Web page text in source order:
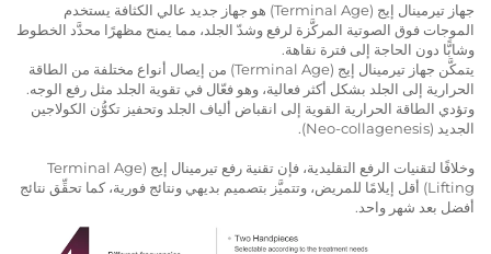
جهاز تيرمينال إيج (Terminal Age) هو جهاز جديد عالي الكثافة يستخدم
الموجات فوق الصوتية المركَّزة لرفع وشدّ الجلد، مما يمنح مظهرًا محدَّد الخطوط
وشابًّا دون الحاجة إلى فترة نقاهة.
يتمكَّن جهاز تيرمينال إيج (Terminal Age) من إيصال أنواع مختلفة من الطاقة
الحرارية إلى الجلد بشكل أكثر فعالية، وهو فعّال في تقوية الجلد مثل رفع الوجه.
وتؤدي الطاقة الحرارية القوية إلى انقباض ألياف الجلد وتحفيز تكوُّن الكولاجين
الجديد (Neo-collagenesis).
وخلافًا لتقنيات الرفع التقليدية، فإن تقنية رفع تيرمينال إيج (Terminal Age
Lifting) أقل إيلامًا للمريض، وتتميَّز بتصميم بديهي ونتائج فورية، كما تحقِّق نتائج
أفضل بعد شهر واحد.